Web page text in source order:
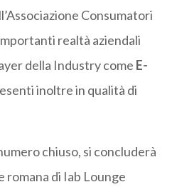
Consumatori
realtà aziendali
della Industry come E-
inoltre in qualità di
chiuso, si concluderà
romana di Iab Lounge